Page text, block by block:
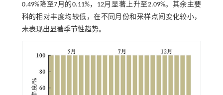
0.49%降至7月的0.11%，12月显著上升至2.09%。其余主要
科的相对丰度均较低，在不同月份和采样点间变化较小，
未表现出显著季节性趋势。